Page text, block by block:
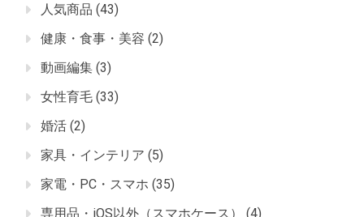
人気商品 (43)
健康・食事・美容 (2)
動画編集 (3)
女性育毛 (33)
婚活 (2)
家具・インテリア (5)
家電・PC・スマホ (35)
専用品・iOS以外（スマホケース）
(4)